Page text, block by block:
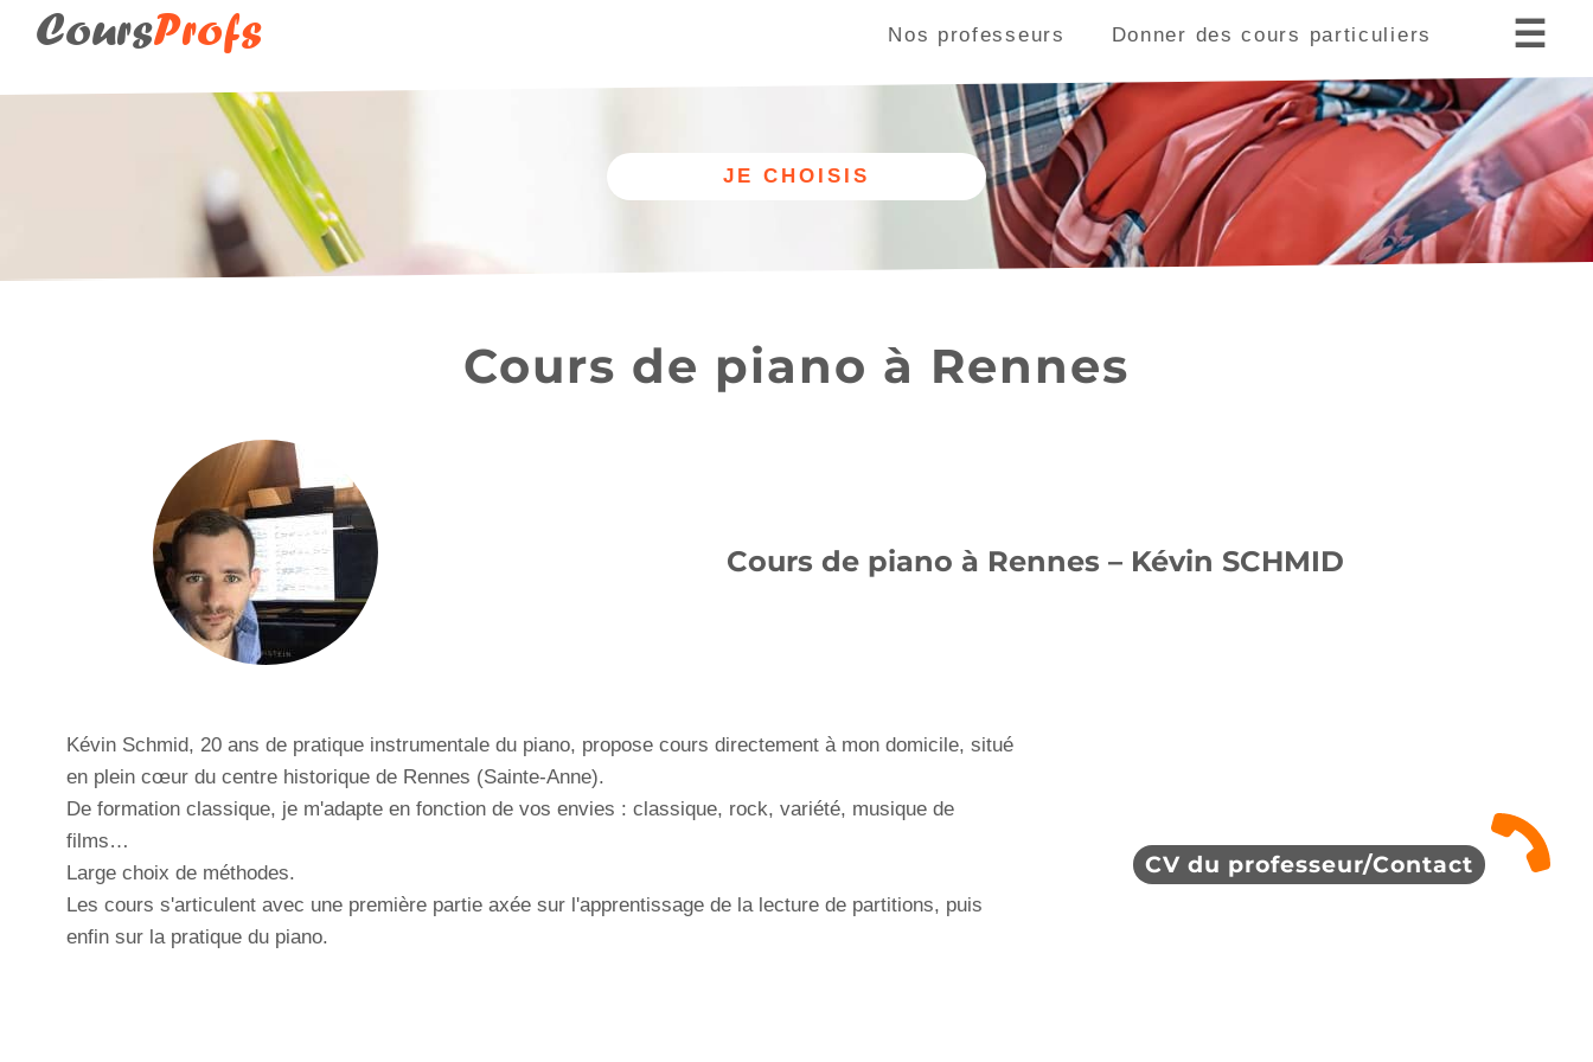
CoursProfs Nos professeurs Donner des cours particuliers ☰
Cours de piano à Rennes
Cours de piano à Rennes – Kévin SCHMID
Kévin Schmid, 20 ans de pratique instrumentale du piano, propose cours directement à mon domicile, situé
en plein cœur du centre historique de Rennes (Sainte-Anne).
De formation classique, je m'adapte en fonction de vos envies : classique, rock, variété, musique de
films…
Large choix de méthodes.
Les cours s'articulent avec une première partie axée sur l'apprentissage de la lecture de partitions, puis
enfin sur la pratique du piano.
CV du professeur/Contact